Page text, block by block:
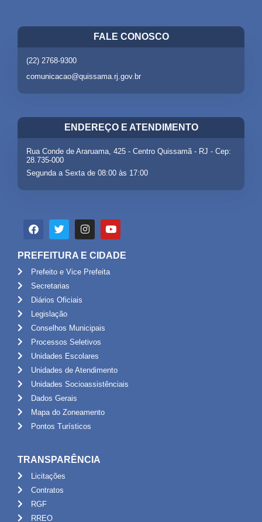
FALE CONOSCO
(22) 2768-9300
comunicacao@quissama.rj.gov.br
ENDEREÇO E ATENDIMENTO
Rua Conde de Araruama, 425 - Centro Quissamã - RJ - Cep:
28.735-000
Segunda a Sexta de 08:00 às 17:00
PREFEITURA E CIDADE
Prefeito e Vice Prefeita
Secretarias
Diários Oficiais
Legislação
Conselhos Municipais
Processos Seletivos
Unidades Escolares
Unidades de Atendimento
Unidades Socioassistênciais
Dados Gerais
Mapa do Zoneamento
Pontos Turísticos
TRANSPARÊNCIA
Licitações
Contratos
RGF
RREO